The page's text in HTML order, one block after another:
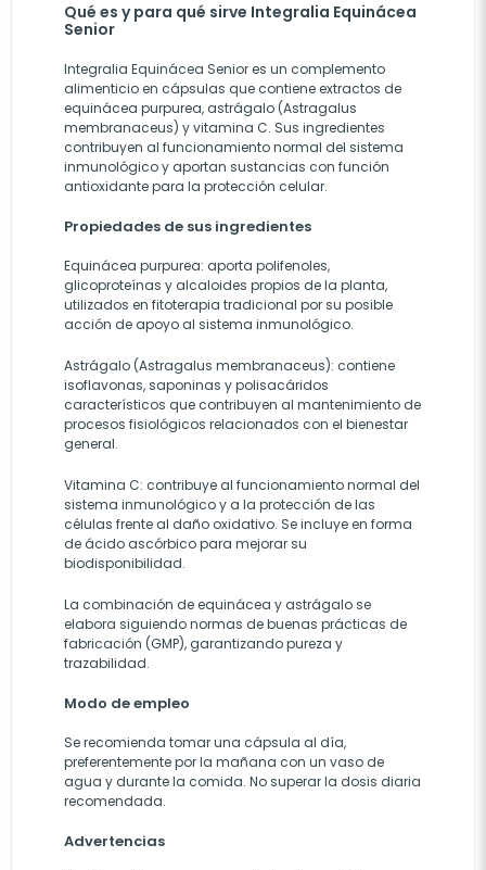
Qué es y para qué sirve Integralia Equinácea
Senior
Integralia Equinácea Senior es un complemento
alimenticio en cápsulas que contiene extractos de
equinácea purpurea, astrágalo (Astragalus
membranaceus) y vitamina C. Sus ingredientes
contribuyen al funcionamiento normal del sistema
inmunológico y aportan sustancias con función
antioxidante para la protección celular.
Propiedades de sus ingredientes
Equinácea purpurea: aporta polifenoles,
glicoproteínas y alcaloides propios de la planta,
utilizados en fitoterapia tradicional por su posible
acción de apoyo al sistema inmunológico.
Astrágalo (Astragalus membranaceus): contiene
isoflavonas, saponinas y polisacáridos
característicos que contribuyen al mantenimiento de
procesos fisiológicos relacionados con el bienestar
general.
Vitamina C: contribuye al funcionamiento normal del
sistema inmunológico y a la protección de las
células frente al daño oxidativo. Se incluye en forma
de ácido ascórbico para mejorar su
biodisponibilidad.
La combinación de equinácea y astrágalo se
elabora siguiendo normas de buenas prácticas de
fabricación (GMP), garantizando pureza y
trazabilidad.
Modo de empleo
Se recomienda tomar una cápsula al día,
preferentemente por la mañana con un vaso de
agua y durante la comida. No superar la dosis diaria
recomendada.
Advertencias